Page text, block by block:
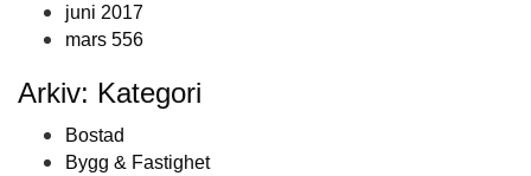
juni 2017
mars 556
Arkiv: Kategori
Bostad
Bygg & Fastighet